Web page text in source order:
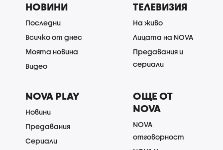
НОВИНИ
Последни
Всичко от днес
Моята новина
Видео
ТЕЛЕВИЗИЯ
На живо
Лицата на NOVA
Предавания и
сериали
NOVA PLAY
Новини
Предавания
Сериали
ОЩЕ ОТ
NOVA
NOVA
отговорност